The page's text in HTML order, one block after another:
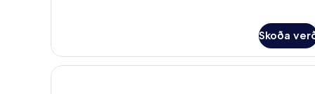
2
einbreið
rúm
Skoða